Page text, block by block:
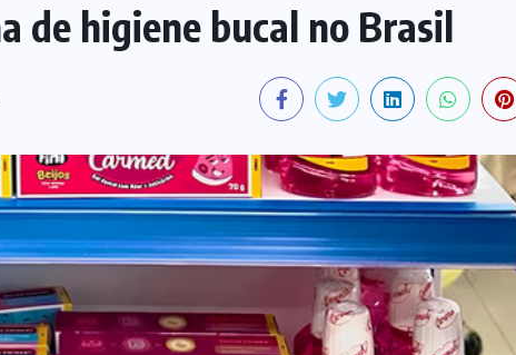
de higiene bucal no Brasil